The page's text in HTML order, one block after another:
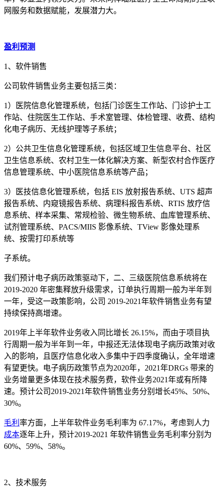
网服务和数据赋能，发展潜力大。
盈利预测
1、软件销售
公司软件销售业务主要包括三类：
1）医院信息化管理系统，包括门诊医生工作站、门诊护士工
作站、住院医生工作站、手术室管理、体检管理、收费、结构
化电子病历、无线护理等子系统；
2）公共卫生信息化管理系统，包括区域卫生信息平台、社区
卫生信息系统、农村卫生一体化解决方案、新型农村合作医疗
信息管理系统、中小医院信息系统等产品；
3）医技信息化管理系统，包括 EIS 放射报告系统、UTS 超声
报告系统、内窥镜报告系统、病理科报告系统、RTIS 放疗信
息系统、样本采集、常规检验、微生物系统、血库管理系统、
试剂管理系统、PACS/MIIS 影像系统、TView 影像处理系
统、按需打印系统等
子系统。
我们预计电子病历政策驱动下，二、三级医院信息系统将在
2019-2020 年密集释放升级需求，订单执行周期一般为半年到
一年，受这一政策影响，公司 2019-2021年软件销售业务有望
持续保持高增速。
2019年上半年软件业务收入同比增长 26.15%，而由于项目执
行周期一般为半年到一年，中报还无法体现电子病历政策对收
入的影响，且医疗信息化收入多集中于四季度确认，全年增速
有望更快。电子病历政策节点为2020年，2021年DRGs 带来的
业务增量更多体现在技术服务费，软件业务2021年或有所降
速。预计公司2019-2021年软件销售业务分别增长45%、50%、
30%。
毛利 率方面，上半年软件业务毛利率为 67.17%，考虑到人力
成本逐年上升，预计2019-2021 年软件销售业务毛利率分别为
60%、59%、58%。
2、技术服务